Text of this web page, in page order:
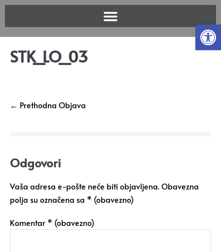
STK_LO_03
← Prethodna Objava
Odgovori
Vaša adresa e-pošte neće biti objavljena.Obavezna
polja su označena sa * (obavezno)
Komentar * (obavezno)